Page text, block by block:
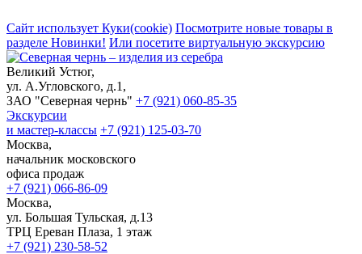
Сайт использует Куки(cookie) Посмотрите новые товары в
разделе Новинки! Или посетите виртуальную экскурсию
Великий Устюг,
ул. А.Угловского, д.1,
ЗАО "Северная чернь" +7 (921) 060-85-35
Экскурсии
и мастер-классы +7 (921) 125-03-70
Москва,
начальник московского
офиса продаж
+7 (921) 066-86-09
Москва,
ул. Большая Тульская, д.13
ТРЦ Ереван Плаза, 1 этаж
+7 (921) 230-58-52